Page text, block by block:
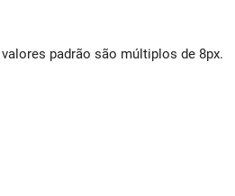
padrão são múltiplos de 8px.